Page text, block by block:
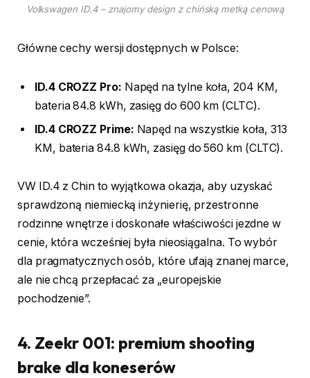
Volkswagen ID.4 – znajomy design z chińską metką cenową
Główne cechy wersji dostępnych w Polsce:
ID.4 CROZZ Pro: Napęd na tylne koła, 204 KM,
bateria 84.8 kWh, zasięg do 600 km (CLTC).
ID.4 CROZZ Prime: Napęd na wszystkie koła, 313
KM, bateria 84.8 kWh, zasięg do 560 km (CLTC).
VW ID.4 z Chin to wyjątkowa okazja, aby uzyskać
sprawdzoną niemiecką inżynierię, przestronne
rodzinne wnętrze i doskonałe właściwości jezdne w
cenie, która wcześniej była nieosiągalna. To wybór
dla pragmatycznych osób, które ufają znanej marce,
ale nie chcą przepłacać za „europejskie
pochodzenie”.
4. Zeekr 001: premium shooting
brake dla koneserów